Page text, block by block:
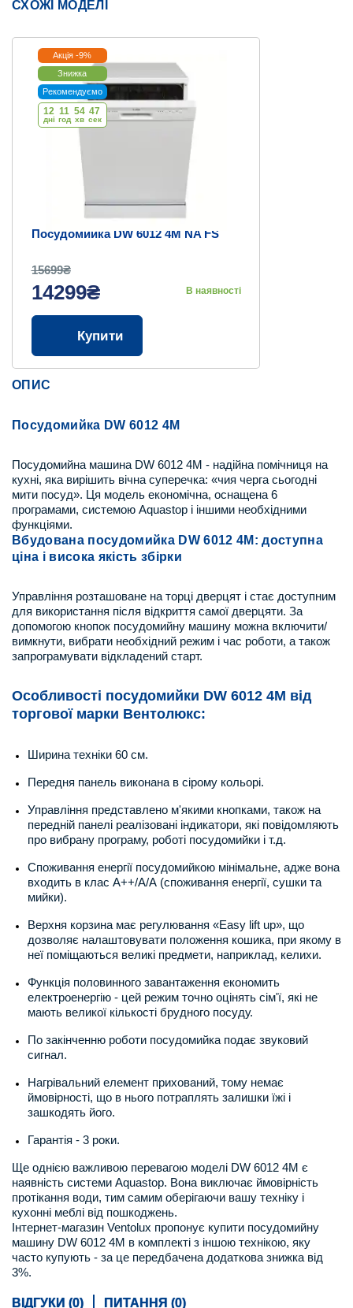
СХОЖІ МОДЕЛІ
Акція -9%
Знижка
Рекомендуємо
12
дні
11
год
54
хв
47
cек
Посудомийка DW 6012 4M NA FS
15699₴
14299₴ В наявності
Купити
ОПИС
Посудомийка DW 6012 4М
Посудомийна машина DW 6012 4М - надійна помічниця на
кухні, яка вирішить вічна суперечка: «чия черга сьогодні
мити посуд». Ця модель економічна, оснащена 6
програмами, системою Aquastop і іншими необхідними
функціями.
Вбудована посудомийка DW 6012 4М: доступна
ціна і висока якість збірки
Управління розташоване на торці дверцят і стає доступним
для використання після відкриття самої дверцяти. За
допомогою кнопок посудомийну машину можна включити/
вимкнути, вибрати необхідний режим і час роботи, а також
запрограмувати відкладений старт.
Особливості посудомийки DW 6012 4М від
торгової марки Вентолюкс:
Ширина техніки 60 см.
Передня панель виконана в сірому кольорі.
Управління представлено м'якими кнопками, також на
передній панелі реалізовані індикатори, які повідомляють
про вибрану програму, роботі посудомийки і т.д.
Споживання енергії посудомийкою мінімальне, адже вона
входить в клас А++/А/А (споживання енергії, сушки та
мийки).
Верхня корзина має регулювання «Easy lift up», що
дозволяє налаштовувати положення кошика, при якому в
неї поміщаються великі предмети, наприклад, келихи.
Функція половинного завантаження економить
електроенергію - цей режим точно оцінять сім'ї, які не
мають великої кількості брудного посуду.
По закінченню роботи посудомийка подає звуковий
сигнал.
Нагрівальний елемент прихований, тому немає
ймовірності, що в нього потраплять залишки їжі і
зашкодять його.
Гарантія - 3 роки.
Ще однією важливою перевагою моделі DW 6012 4М є
наявність системи Aquastop. Вона виключає ймовірність
протікання води, тим самим оберігаючи вашу техніку і
кухонні меблі від пошкоджень.
Інтернет-магазин Ventolux пропонує купити посудомийну
машину DW 6012 4М в комплекті з іншою технікою, яку
часто купують - за це передбачена додаткова знижка від
3%.
ВІДГУКИ (0) ПИТАННЯ (0)